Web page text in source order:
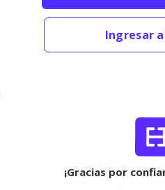
Ingresar
¡Gracias por